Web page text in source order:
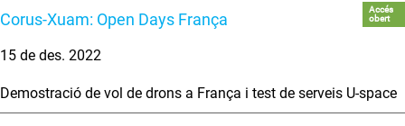
Corus-Xuam: Open Days França
Accés
obert
15 de des. 2022
Demostració de vol de drons a França i test de serveis U-space